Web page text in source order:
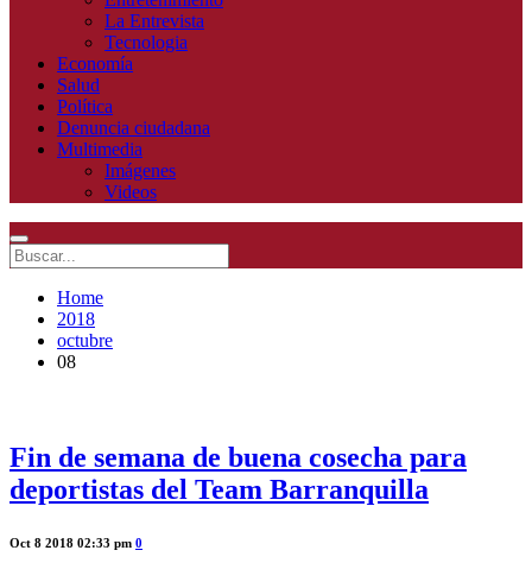
La Entrevista
Tecnologia
Economía
Salud
Política
Denuncia ciudadana
Multimedia
Imágenes
Videos
Home
2018
octubre
08
Fin de semana de buena cosecha para
deportistas del Team Barranquilla
Oct 8 2018 02:33 pm 0